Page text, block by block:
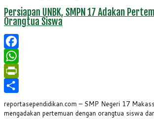
Persiapan UNBK, SMPN 17 Adakan
Orangtua Siswa
Facebook
WhatsApp
PrintFriendly
Share
reportasependidikan.com – SMP Negeri 17
mengadakan pertemuan dengan orangtua siswa